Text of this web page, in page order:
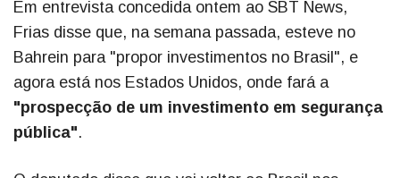
Em entrevista concedida ontem ao SBT News,
Frias disse que, na semana passada, esteve no
Bahrein para "propor investimentos no Brasil", e
agora está nos Estados Unidos, onde fará a
"prospecção de um investimento em segurança
pública".